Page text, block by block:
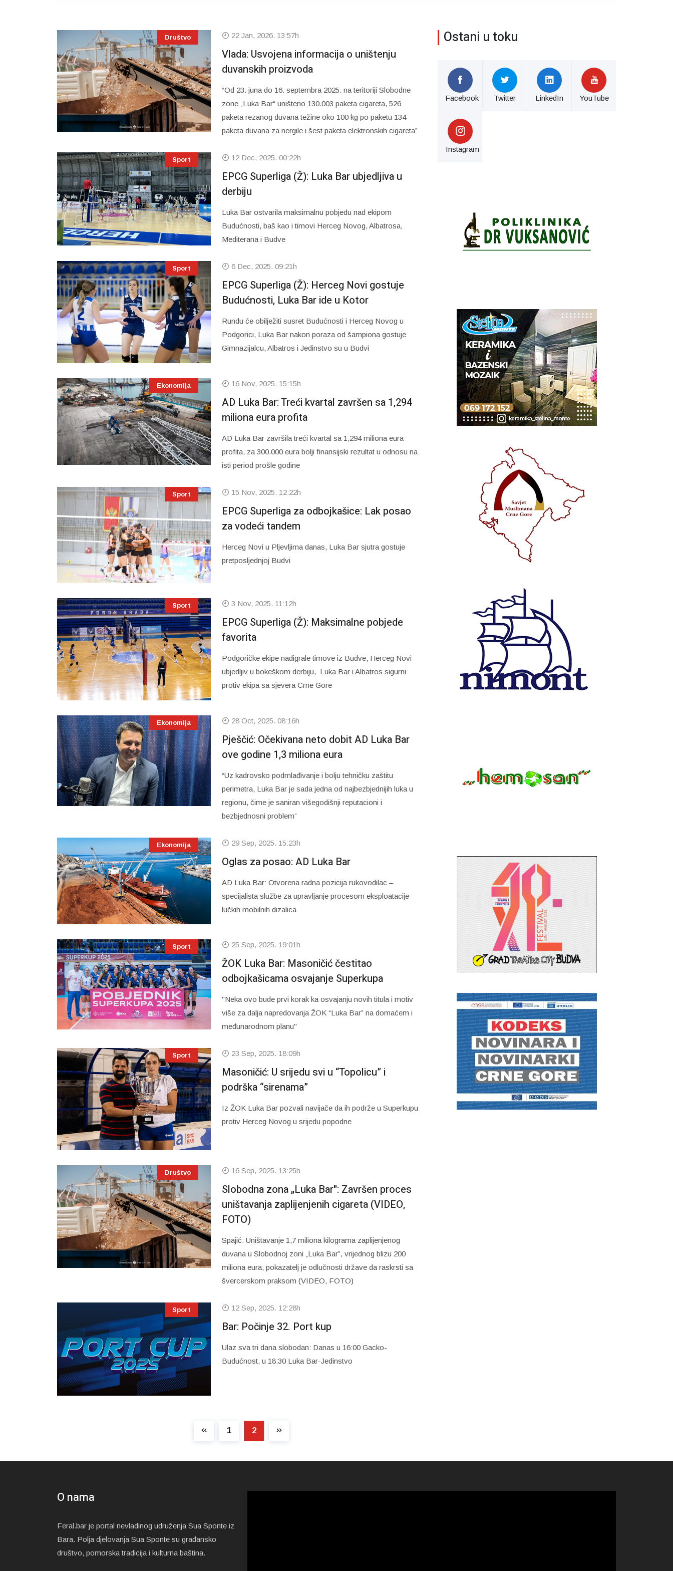
Društvo 22 Jan, 2026. 13:57h
Vlada: Usvojena informacija o uništenju
duvanskih proizvoda
“Od 23. juna do 16. septembra 2025. na teritoriji Slobodne
zone „Luka Bar“ uništeno 130.003 paketa cigareta, 526
paketa rezanog duvana težine oko 100 kg po paketu 134
paketa duvana za nergile i šest paketa elektronskih cigareta”
Sport 12 Dec, 2025. 00:22h
EPCG Superliga (Ž): Luka Bar ubjedljiva u
derbiju
Luka Bar ostvarila maksimalnu pobjedu nad ekipom
Budućnosti, baš kao i timovi Herceg Novog, Albatrosa,
Mediterana i Budve
Sport 6 Dec, 2025. 09:21h
EPCG Superliga (Ž): Herceg Novi gostuje
Budućnosti, Luka Bar ide u Kotor
Rundu će obilježiti susret Budućnosti i Herceg Novog u
Podgorici, Luka Bar nakon poraza od šampiona gostuje
Gimnazijalcu, Albatros i Jedinstvo su u Budvi
Ekonomija 16 Nov, 2025. 15:15h
AD Luka Bar: Treći kvartal završen sa 1,294
miliona eura profita
AD Luka Bar završila treći kvartal sa 1,294 miliona eura
profita, za 300.000 eura bolji finansijski rezultat u odnosu na
isti period prošle godine
Sport 15 Nov, 2025. 12:22h
EPCG Superliga za odbojkašice: Lak posao
za vodeći tandem
Herceg Novi u Pljevljima danas, Luka Bar sjutra gostuje
pretposljednjoj Budvi
Sport 3 Nov, 2025. 11:12h
EPCG Superliga (Ž): Maksimalne pobjede
favorita
Podgoričke ekipe nadigrale timove iz Budve, Herceg Novi
ubjedljiv u bokeškom derbiju, Luka Bar i Albatros sigurni
protiv ekipa sa sjevera Crne Gore
Ekonomija 28 Oct, 2025. 08:16h
Pješčić: Očekivana neto dobit AD Luka Bar
ove godine 1,3 miliona eura
“Uz kadrovsko podmlađivanje i bolju tehničku zaštitu
perimetra, Luka Bar je sada jedna od najbezbjednijih luka u
regionu, čime je saniran višegodišnji reputacioni i
bezbjednosni problem”
Ekonomija 29 Sep, 2025. 15:23h
Oglas za posao: AD Luka Bar
AD Luka Bar: Otvorena radna pozicija rukovodilac –
specijalista službe za upravljanje procesom eksploatacije
lučkih mobilnih dizalica
Sport 25 Sep, 2025. 19:01h
ŽOK Luka Bar: Masoničić čestitao
odbojkašicama osvajanje Superkupa
"Neka ovo bude prvi korak ka osvajanju novih titula i motiv
više za dalja napredovanja ŽOK “Luka Bar” na domaćem i
međunarodnom planu"
Sport 23 Sep, 2025. 18:09h
Masoničić: U srijedu svi u “Topolicu” i
podrška “sirenama”
Iz ŽOK Luka Bar pozvali navijače da ih podrže u Superkupu
protiv Herceg Novog u srijedu popodne
Društvo 16 Sep, 2025. 13:25h
Slobodna zona „Luka Bar": Završen proces
uništavanja zaplijenjenih cigareta (VIDEO,
FOTO)
Spajić: Uništavanje 1,7 miliona kilograma zaplijenjenog
duvana u Slobodnoj zoni „Luka Bar”, vrijednog blizu 200
miliona eura, pokazatelj je odlučnosti države da raskrsti sa
švercerskom praksom (VIDEO, FOTO)
Sport 12 Sep, 2025. 12:28h
Bar: Počinje 32. Port kup
Ulaz sva tri dana slobodan: Danas u 16:00 Gacko-
Budućnost, u 18:30 Luka Bar-Jedinstvo
1 2
Ostani u toku
Facebook Twitter LinkedIn YouTube
Instagram
O nama
Feral.bar je portal nevladinog udruženja Sua Sponte iz
Bara. Polja djelovanja Sua Sponte su građansko
društvo, pomorska tradicija i kulturna baština.